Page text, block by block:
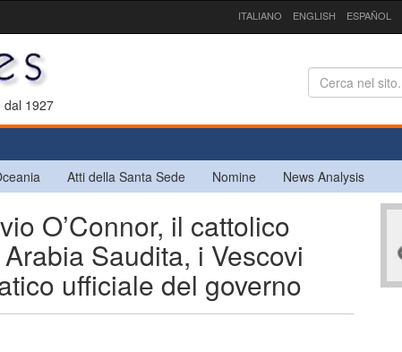
ITALIANO ENGLISH ESPAÑOL
dal 1927
Atti della Santa Sede Nomine News Analysis
O’Connor, il cattolico
Saudita, i Vescovi
ufficiale del governo